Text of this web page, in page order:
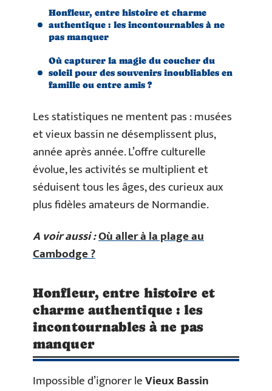
Honfleur, entre histoire et charme
authentique : les incontournables à ne
pas manquer
Où capturer la magie du coucher du
soleil pour des souvenirs inoubliables en
famille ou entre amis ?
Les statistiques ne mentent pas : musées
et vieux bassin ne désemplissent plus,
année après année. L’offre culturelle
évolue, les activités se multiplient et
séduisent tous les âges, des curieux aux
plus fidèles amateurs de Normandie.
A voir aussi :Où aller à la plage au
Cambodge ?
Honfleur, entre histoire et
charme authentique : les
incontournables à ne pas
manquer
Impossible d’ignorer leVieux Bassin